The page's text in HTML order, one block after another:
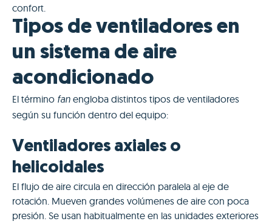
confort.
Tipos de ventiladores en
un sistema de aire
acondicionado
El término fan engloba distintos tipos de ventiladores
según su función dentro del equipo:
Ventiladores axiales o
helicoidales
El flujo de aire circula en dirección paralela al eje de
rotación. Mueven grandes volúmenes de aire con poca
presión. Se usan habitualmente en las unidades exteriores